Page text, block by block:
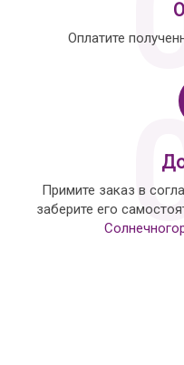
Оплатите
Примите заказ в
заберите его